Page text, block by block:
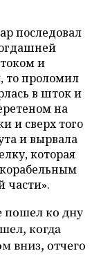
последовал
и
проломил
в шток и
на
и сверх того
и вырвала
которая
части».
пошел ко дну
когда
вниз, отчего